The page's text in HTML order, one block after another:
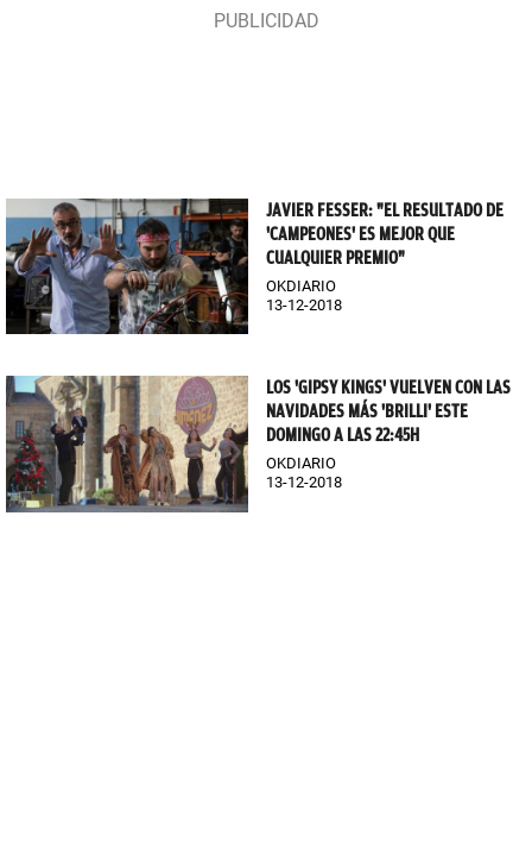
JAVIER FESSER: "EL RESULTADO DE
'CAMPEONES' ES MEJOR QUE
CUALQUIER PREMIO"
OKDIARIO
13-12-2018
LOS 'GIPSY KINGS' VUELVEN CON LAS
NAVIDADES MÁS 'BRILLI' ESTE
DOMINGO A LAS 22:45H
OKDIARIO
13-12-2018